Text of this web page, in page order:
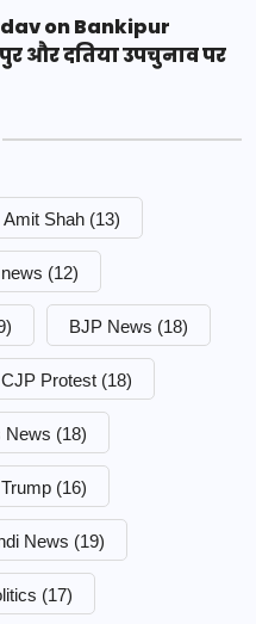
on Bankipur
और दतिया उपचुनाव पर
Amit Shah (13)
(12)
BJP News (18)
CJP Protest (18)
News (18)
(16)
News (19)
(17)